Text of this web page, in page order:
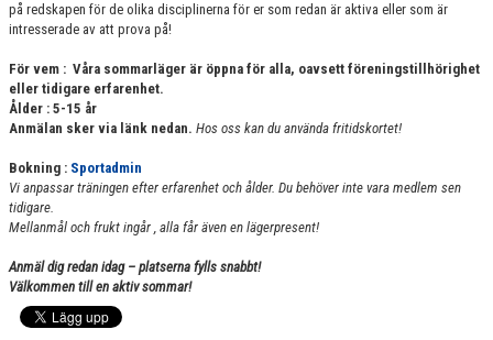
på redskapen för de olika disciplinerna för er som redan är aktiva eller som är
intresserade av att prova på!
För vem : Våra sommarläger är öppna för alla, oavsett föreningstillhörighet
eller tidigare erfarenhet.
Ålder : 5-15 år
Anmälan sker via länk nedan. Hos oss kan du använda fritidskortet!
Bokning : Sportadmin
Vi anpassar träningen efter erfarenhet och ålder. Du behöver inte vara medlem sen
tidigare.
Mellanmål och frukt ingår , alla får även en lägerpresent!
Anmäl dig redan idag – platserna fylls snabbt!
Välkommen till en aktiv sommar!